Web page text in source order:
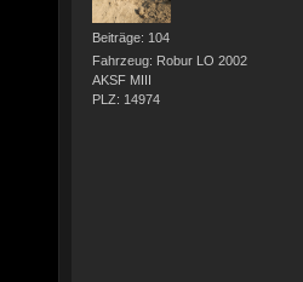
Beiträge: 104
Fahrzeug: Robur LO 2002
AKSF MIII
PLZ: 14974